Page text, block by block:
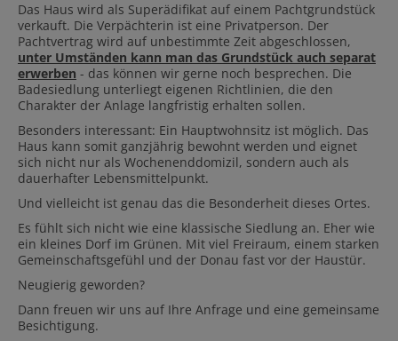
Das Haus wird als Superädifikat auf einem Pachtgrundstück
verkauft. Die Verpächterin ist eine Privatperson. Der
Pachtvertrag wird auf unbestimmte Zeit abgeschlossen,
unter Umständen kann man das Grundstück auch separat
erwerben - das können wir gerne noch besprechen. Die
Badesiedlung unterliegt eigenen Richtlinien, die den
Charakter der Anlage langfristig erhalten sollen.
Besonders interessant: Ein Hauptwohnsitz ist möglich. Das
Haus kann somit ganzjährig bewohnt werden und eignet
sich nicht nur als Wochenenddomizil, sondern auch als
dauerhafter Lebensmittelpunkt.
Und vielleicht ist genau das die Besonderheit dieses Ortes.
Es fühlt sich nicht wie eine klassische Siedlung an. Eher wie
ein kleines Dorf im Grünen. Mit viel Freiraum, einem starken
Gemeinschaftsgefühl und der Donau fast vor der Haustür.
Neugierig geworden?
Dann freuen wir uns auf Ihre Anfrage und eine gemeinsame
Besichtigung.